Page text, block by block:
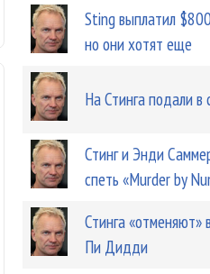
о Sting and No Doubt выступят
Sting выплатил
но они хотят еще
На Стинга подали в
Стинг и Энди
спеть «Murder by
Стинга «отменяют»
Пи Дидди